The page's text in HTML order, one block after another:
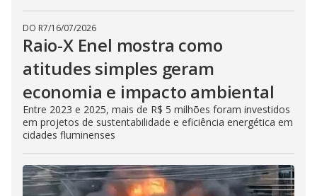
DO R7/16/07/2026
Raio-X Enel mostra como
atitudes simples geram
economia e impacto ambiental
Entre 2023 e 2025, mais de R$ 5 milhões foram investidos
em projetos de sustentabilidade e eficiência energética em
cidades fluminenses